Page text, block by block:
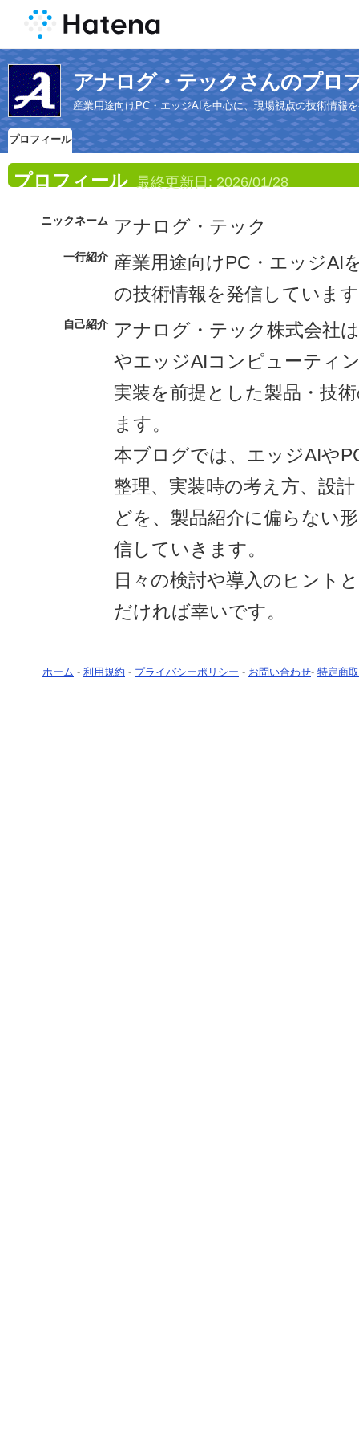
アナログ・テックさんのプロ
産業用途向けPC・エッジAIを中心に、現場視点の技術情報
プロフィール
プロフィール 最終更新日: 2026/01/28
ニックネーム アナログ・テック
一行紹介 産業用途向けPC・エッジAI
の技術情報を発信していま
自己紹介 アナログ・テック株式会社
やエッジAIコンピューティ
実装を前提とした製品・技
ます。
本ブログでは、エッジAIや
整理、実装時の考え方、設
どを、製品紹介に偏らない
信していきます。
日々の検討や導入のヒント
だければ幸いです。
ホーム - 利用規約 - プライバシーポリシー - お問い合わせ- 特定商